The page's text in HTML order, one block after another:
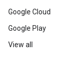
Google Cloud
Google Play
View all